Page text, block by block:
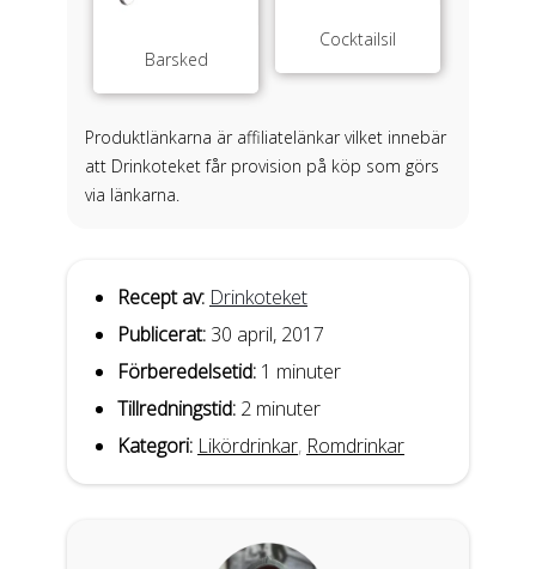
Cocktailsil
Barsked
Produktlänkarna är affiliatelänkar vilket innebär
att Drinkoteket får provision på köp som görs
via länkarna.
Recept av: Drinkoteket
Publicerat: 30 april, 2017
Förberedelsetid: 1 minuter
Tillredningstid: 2 minuter
Kategori: Likördrinkar, Romdrinkar